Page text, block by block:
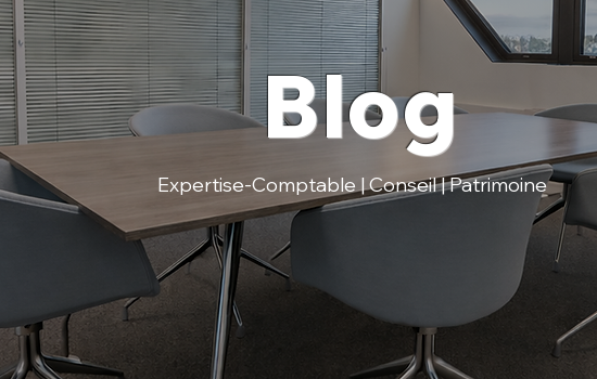
Blog
Expertise-Comptable | Conseil | Patrimoine